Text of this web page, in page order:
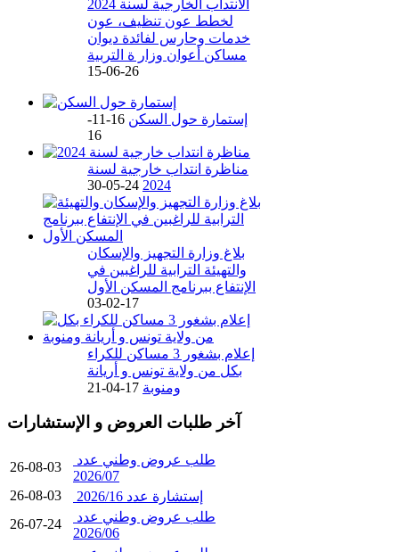
الانتداب الخارجية لسنة 2024
لخطط عون تنظيف، عون
خدمات وحارس لفائدة ديوان
مساكن أعوان وزار ة التربية
26-06-15
إستمارة حول السكن
16-11-
16
مناظرة انتداب خارجية لسنة
2024
24-05-30
بلاغ وزارة التجهيز والإسكان
والتهيئة الترابية للراغبين في
الإنتفاع ببرنامج المسكن الأول
17-02-03
إعلام بشغور 3 مساكن للكراء
بكل من ولاية تونس و أريانة
ومنوبة 17-04-21
آخر طلبات العروض و الإستشارات
26-08-03
2026/07
26-08-03
إستشارة عدد 2026/16
26-07-24
2026/06